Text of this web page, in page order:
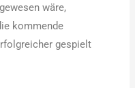
wäre,
kommende
gespielt